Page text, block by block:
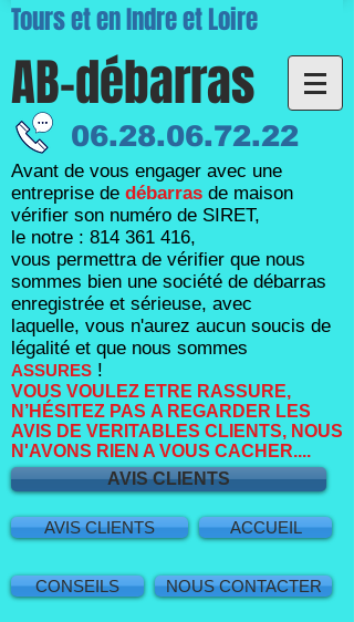
Tours et en Indre et Loire
AB-débarras
06.28.06.72.22
Avant de vous engager avec une
entreprise de débarras de maison
vérifier son numéro de SIRET,
le notre : 814 361 416,
vous permettra de vérifier que nous
sommes bien une société de débarras
enregistrée et sérieuse, avec
laquelle, vous n'aurez aucun soucis de
légalité et que nous sommes
ASSURES !
VOUS VOULEZ ETRE RASSURE,
N’HÉSITEZ PAS A REGARDER LES
AVIS DE VERITABLES CLIENTS, NOUS
N'AVONS RIEN A VOUS CACHER....
AVIS CLIENTS
AVIS CLIENTS ACCUEIL
CONSEILS NOUS CONTACTER